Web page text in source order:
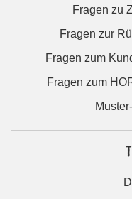
Fragen zu
Fragen zur
Fragen zum
Fragen zum